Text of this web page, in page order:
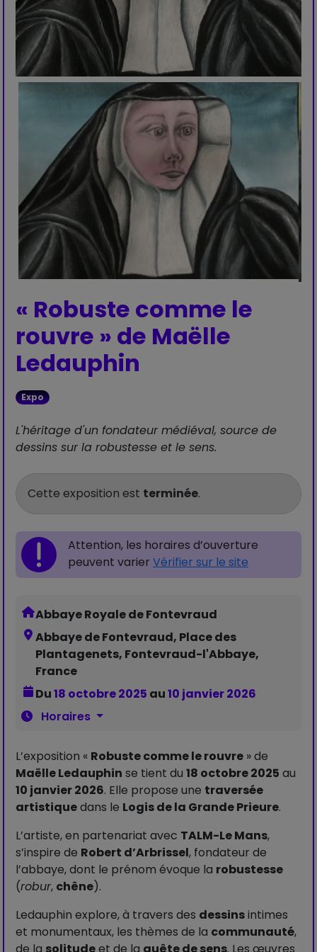
« Robuste comme le
rouvre » de Maëlle
Ledauphin
Expo
L'héritage d'un fondateur médiéval, source de
dessins sur la robustesse et le sens.
Cette exposition est terminée.
Attention, les horaires d’ouverture
peuvent varier Vérifier sur le site
Abbaye Royale de Fontevraud
Abbaye de Fontevraud, Place des
Plantagenets, Fontevraud-l'Abbaye,
France
Du18 octobre 2025 au10 janvier 2026
Horaires
L’exposition « Robuste comme le rouvre » de
Maëlle Ledauphin se tient du 18 octobre 2025 au
10 janvier 2026. Elle propose une traversée
artistiquedans le Logis de la Grande Prieure.
L’artiste, en partenariat avec TALM-Le Mans,
s’inspire de Robert d’Arbrissel, fondateur de
l’abbaye, dont le prénom évoque la robustesse
(robur, chêne).
Ledauphin explore, à travers des dessinsintimes
et monumentaux, les thèmes de la communauté,